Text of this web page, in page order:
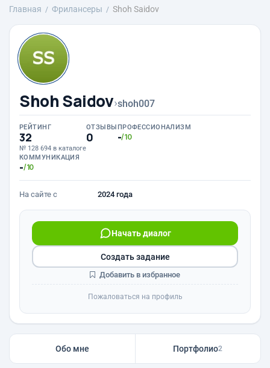
Главная Фрилансеры Shoh Saidov
Shoh Saidov›shoh007
РЕЙТИНГ
32
№ 128 694 в каталоге
ОТЗЫВЫ
0
ПРОФЕССИОНАЛИЗМ
-/10
КОММУНИКАЦИЯ
-/10
На сайте с 2024 года
Начать диалог
Создать задание
Добавить в избранное
Пожаловаться на профиль
Обо мне Портфолио2